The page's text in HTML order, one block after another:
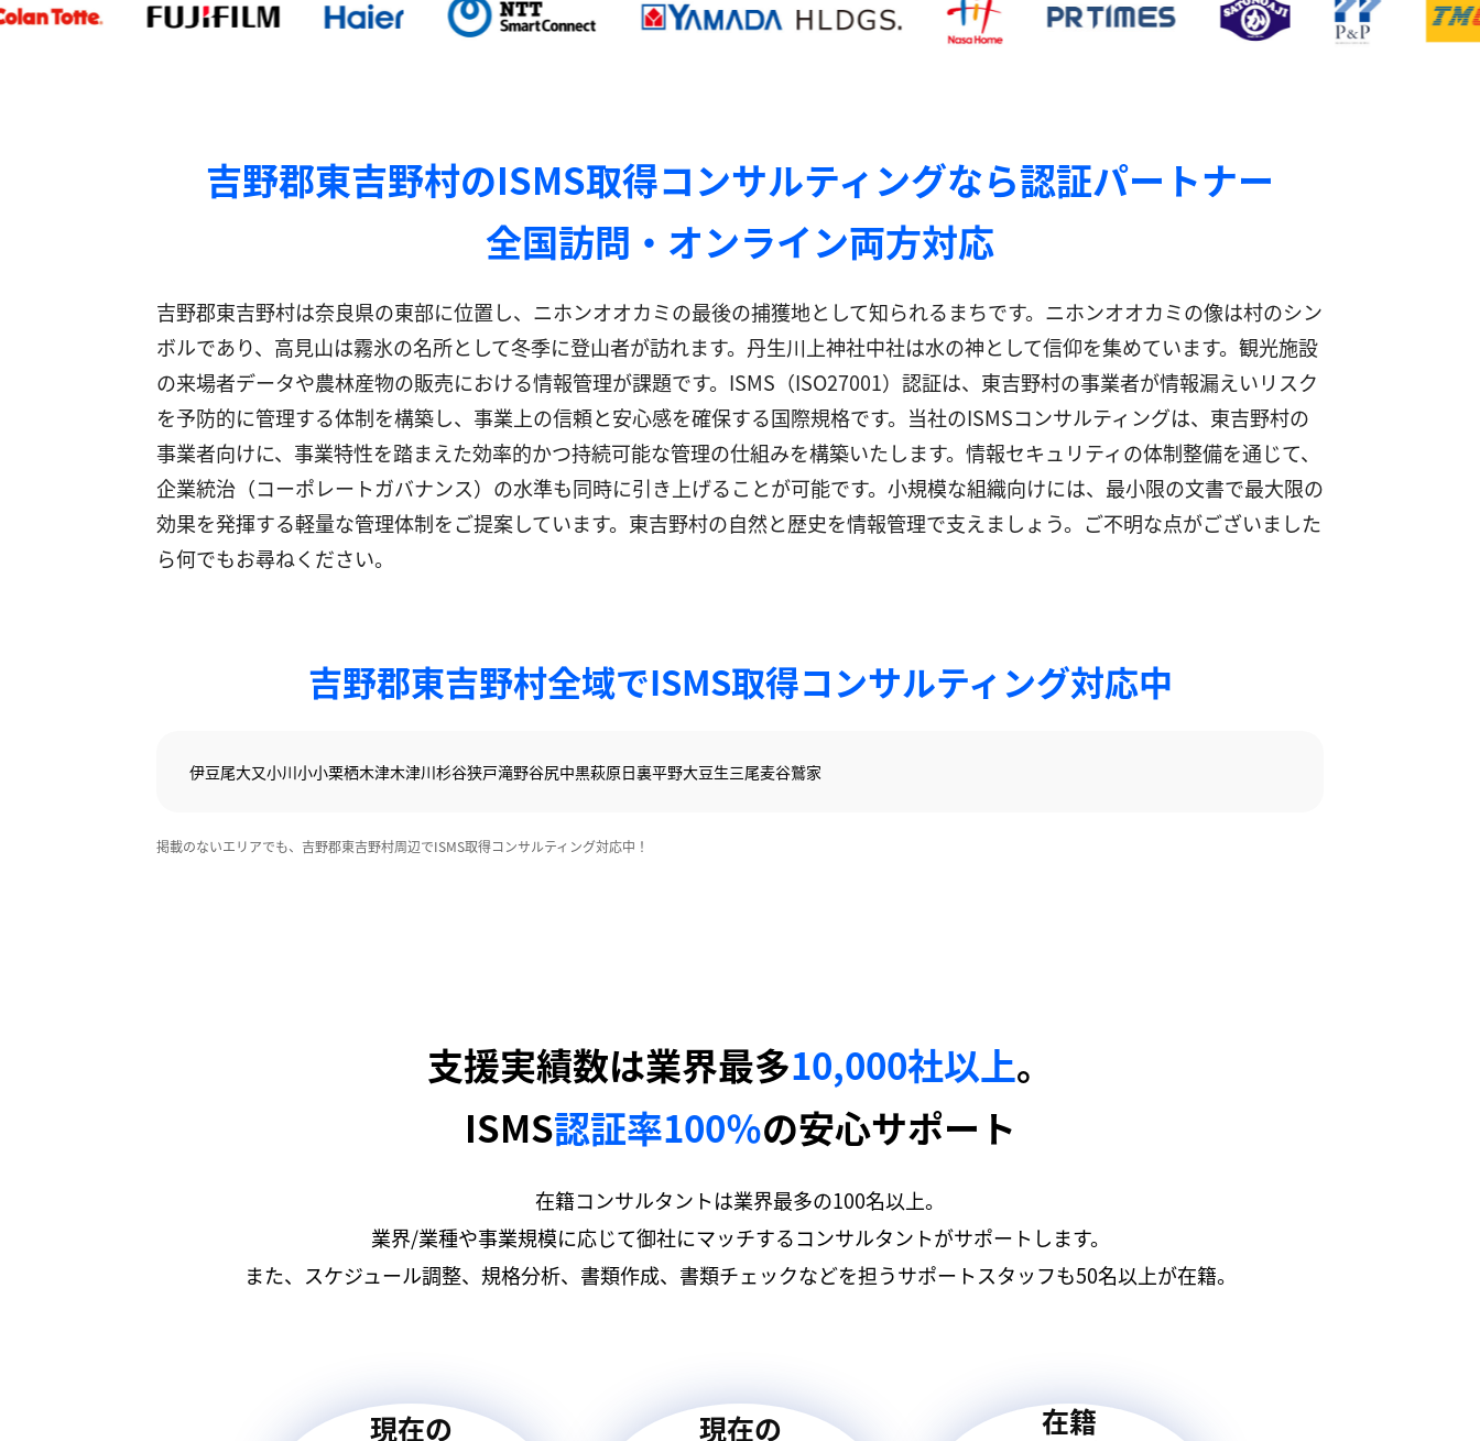
吉野郡東吉野村のISMS取得コンサルティングなら認証パートナー
全国訪問・オンライン両方対応
吉野郡東吉野村は奈良県の東部に位置し、ニホンオオカミの最後の捕獲地として知られるまちです。ニホンオオカミの像は村のシン
ボルであり、高見山は霧氷の名所として冬季に登山者が訪れます。丹生川上神社中社は水の神として信仰を集めています。観光施設
の来場者データや農林産物の販売における情報管理が課題です。ISMS（ISO27001）認証は、東吉野村の事業者が情報漏えいリスク
を予防的に管理する体制を構築し、事業上の信頼と安心感を確保する国際規格です。当社のISMSコンサルティングは、東吉野村の
事業者向けに、事業特性を踏まえた効率的かつ持続可能な管理の仕組みを構築いたします。情報セキュリティの体制整備を通じて、
企業統治（コーポレートガバナンス）の水準も同時に引き上げることが可能です。小規模な組織向けには、最小限の文書で最大限の
効果を発揮する軽量な管理体制をご提案しています。東吉野村の自然と歴史を情報管理で支えましょう。ご不明な点がございました
ら何でもお尋ねください。
吉野郡東吉野村全域でISMS取得コンサルティング対応中
伊豆尾大又小川小小栗栖木津木津川杉谷狭戸滝野谷尻中黒萩原日裏平野大豆生三尾麦谷鷲家
掲載のないエリアでも、吉野郡東吉野村周辺でISMS取得コンサルティング対応中！
支援実績数は業界最多10,000社以上。
ISMS認証率100％の安心サポート
在籍コンサルタントは業界最多の100名以上。
業界/業種や事業規模に応じて御社にマッチするコンサルタントがサポートします。
また、スケジュール調整、規格分析、書類作成、書類チェックなどを担うサポートスタッフも50名以上が在籍。
現在の
現在の
在籍